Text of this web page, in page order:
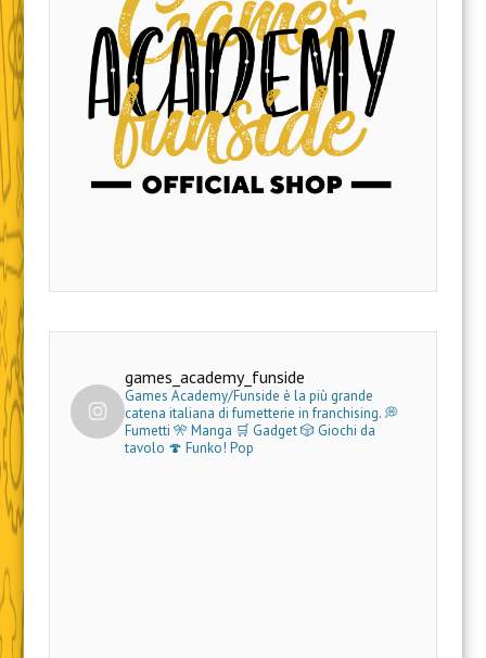
games_academy_funside
Games Academy/Funside è la più grande
catena italiana di fumetterie in franchising.💭
Fumetti 🎌 Manga 🛒 Gadget🎲 Giochi da
tavolo 🍄 Funko! Pop